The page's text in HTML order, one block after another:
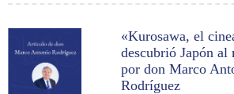
«Kurosawa, el
descubrió Japón al
por don Marco
Rodríguez